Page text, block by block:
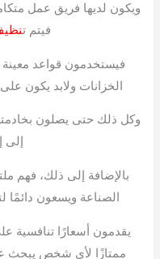
ويكون لديها فريق عمل
فيتم ت
فيستخدمون قواعد
الخزانات ولابد يكون
وكل ذلك حتى يصلون
بالإضافة إلى ذلك، فهم
الصناعة ويسعون
يقدمون أسعارًا تنافسية
ممتازًا لأي شخص يبحث